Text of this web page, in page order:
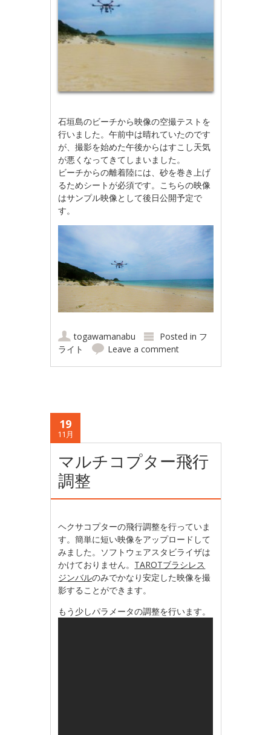
石垣島のビーチから映像の空撮テストを
行いました。午前中は晴れていたのです
が、撮影を始めた午後からはすこし天気
が悪くなってきてしまいました。
ビーチからの離着陸には、砂を巻き上げ
るためシートが必須です。こちらの映像
はサンプル映像として後日公開予定で
す。
togawamanabu Posted in フ
ライト
Leave a comment
19
11月
マルチコプター飛行
調整
ヘクサコプターの飛行調整を行っていま
す。簡単に短い映像をアップロードして
みました。ソフトウェアスタビライザは
かけておりません。 TAROTブラシレス
ジンバルのみでかなり安定した映像を撮
影することができます。
もう少しパラメータの調整を行います。